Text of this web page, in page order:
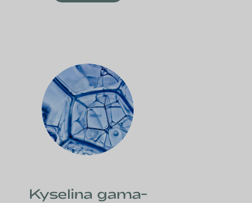
Kyselina gama-